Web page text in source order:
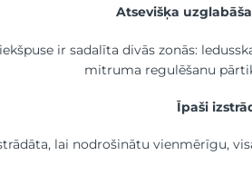
Atsevišķa
ir sadalīta divās zonās:
mitruma regulēšanu
Īpaši
lai nodrošinātu vienmērīgu,